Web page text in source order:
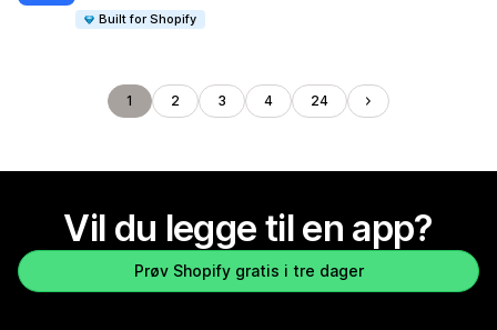
Built for Shopify
1 2 3 4 24
Vil du legge til en app?
Prøv Shopify gratis i tre dager